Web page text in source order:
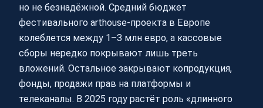
но не безнадёжной. Средний бюджет
фестивального arthouse-проекта в Европе
колеблется между 1–3 млн евро, а кассовые
сборы нередко покрывают лишь треть
вложений. Остальное закрывают копродукция,
фонды, продажи прав на платформы и
телеканалы. В 2025 году растёт роль «длинного